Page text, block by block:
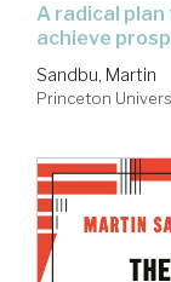
a radical plan to win back the left behind and
achieve
Sandbu, Martin
Princeton